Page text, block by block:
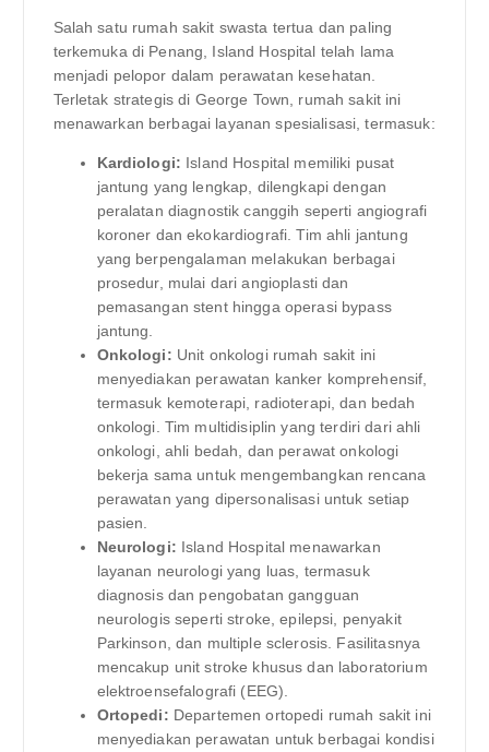
Salah satu rumah sakit swasta tertua dan paling
terkemuka di Penang, Island Hospital telah lama
menjadi pelopor dalam perawatan kesehatan.
Terletak strategis di George Town, rumah sakit ini
menawarkan berbagai layanan spesialisasi, termasuk:
Kardiologi: Island Hospital memiliki pusat
jantung yang lengkap, dilengkapi dengan
peralatan diagnostik canggih seperti angiografi
koroner dan ekokardiografi. Tim ahli jantung
yang berpengalaman melakukan berbagai
prosedur, mulai dari angioplasti dan
pemasangan stent hingga operasi bypass
jantung.
Onkologi: Unit onkologi rumah sakit ini
menyediakan perawatan kanker komprehensif,
termasuk kemoterapi, radioterapi, dan bedah
onkologi. Tim multidisiplin yang terdiri dari ahli
onkologi, ahli bedah, dan perawat onkologi
bekerja sama untuk mengembangkan rencana
perawatan yang dipersonalisasi untuk setiap
pasien.
Neurologi: Island Hospital menawarkan
layanan neurologi yang luas, termasuk
diagnosis dan pengobatan gangguan
neurologis seperti stroke, epilepsi, penyakit
Parkinson, dan multiple sclerosis. Fasilitasnya
mencakup unit stroke khusus dan laboratorium
elektroensefalografi (EEG).
Ortopedi: Departemen ortopedi rumah sakit ini
menyediakan perawatan untuk berbagai kondisi